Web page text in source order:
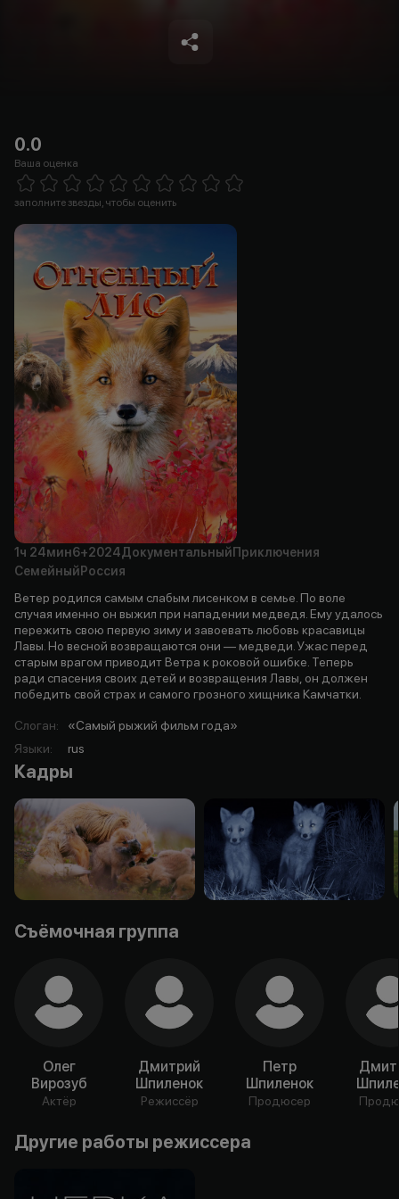
0.0
Ваша оценка
5 Stars
заполните звезды, чтобы оценить
1ч 24мин6+2024Документальный Приключения
Семейный Россия
Ветер родился самым слабым лисенком в семье. По воле
случая именно он выжил при нападении медведя. Ему удалось
пережить свою первую зиму и завоевать любовь красавицы
Лавы. Но весной возвращаются они — медведи. Ужас перед
старым врагом приводит Ветра к роковой ошибке. Теперь
ради спасения своих детей и возвращения Лавы, он должен
победить свой страх и самого грозного хищника Камчатки.
Слоган:
«Самый рыжий фильм года»
Языки: rus
Кадры
Съёмочная группа
Олег
Вирозуб
Актёр
Дмитрий
Шпиленок
Режиссёр
Петр
Шпиленок
Продюсер
Другие работы режиссера